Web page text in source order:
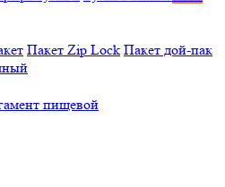
Пакет Zip Lock Пакет дой-пак
пищевой